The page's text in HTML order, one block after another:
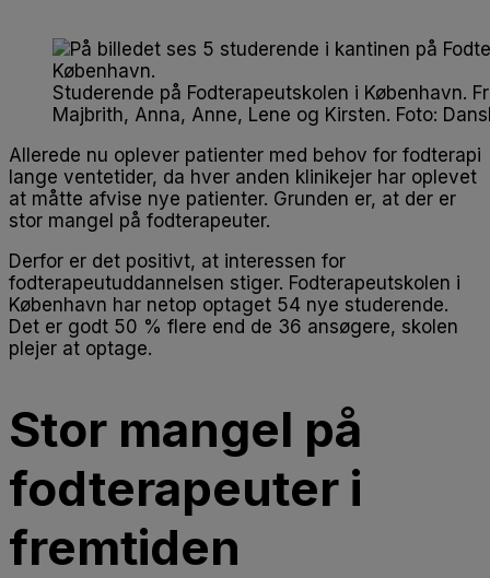
Studerende på Fodterapeutskolen i København.
Majbrith, Anna, Anne, Lene og Kirsten. Foto:
Allerede nu oplever patienter med behov for fodterapi
lange ventetider, da hver anden klinikejer har oplevet
at måtte afvise nye patienter. Grunden er, at der er
stor mangel på fodterapeuter.
Derfor er det positivt, at interessen for
fodterapeutuddannelsen stiger. Fodterapeutskolen i
København har netop optaget 54 nye studerende.
Det er godt 50 % flere end de 36 ansøgere, skolen
plejer at optage.
Stor mangel på
fodterapeuter i
fremtiden